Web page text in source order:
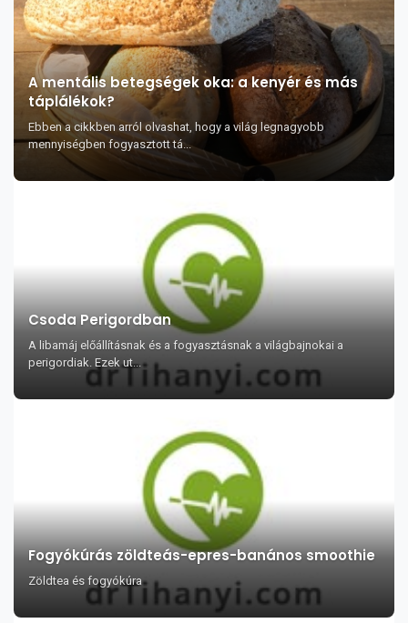
A mentális betegségek oka: a kenyér és más
táplálékok?
Ebben a cikkben arról olvashat, hogy a világ legnagyobb
mennyiségben fogyasztott tá...
Csoda Perigordban
A libamáj előállításnak és a fogyasztásnak a világbajnokai a
perigordiak. Ezek ut...
Fogyókúrás zöldteás-epres-banános smoothie
Zöldtea és fogyókúra